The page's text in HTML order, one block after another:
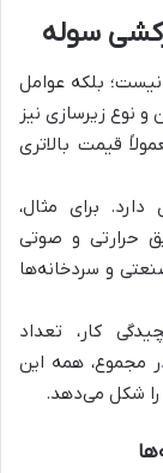
سوله
بلکه عوامل
نوع زیرسازی نیز
قیمت بالاتری
برای مثال،
حرارتی و صوتی
و سردخانه‌ها
کار، تعداد
مجموع، همه این
را شکل می‌دهد.